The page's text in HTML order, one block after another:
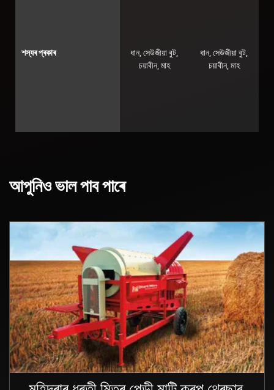
শস্যৰ প্ৰকাৰ
ধান, সেউজীয়া বুট,
চয়াবীন, মাহ
ধান, সেউজীয়া বুট,
চয়াবীন, মাহ
আপুনিও ভাল পাব পাৰে